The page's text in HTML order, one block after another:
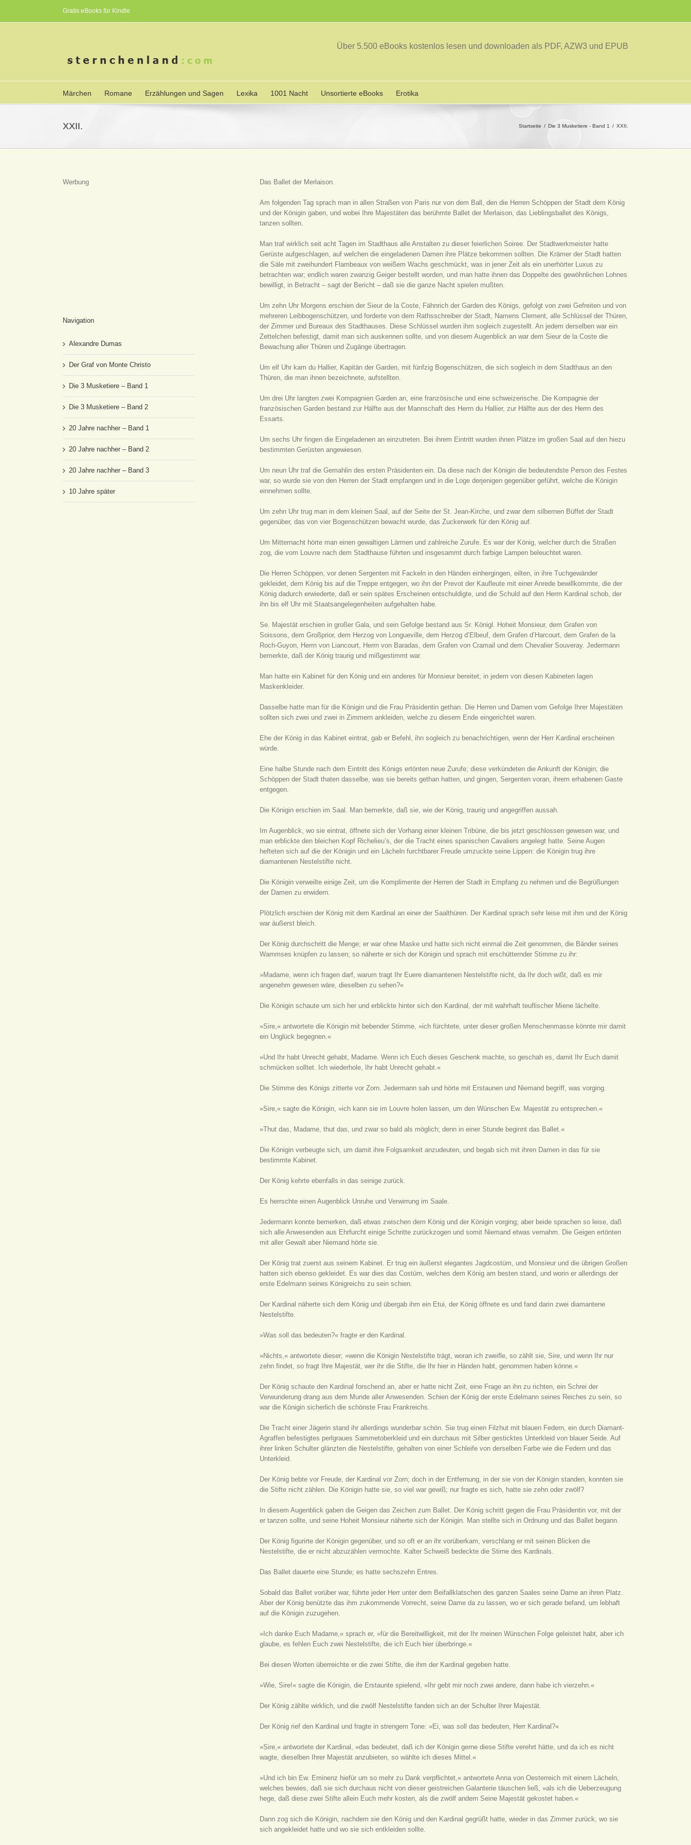
Gratis eBooks für Kindle
Über 5.500 eBooks kostenlos lesen und downloaden als PDF, AZW3 und EPUB
Märchen Romane Erzählungen und Sagen Lexika 1001 Nacht Unsortierte eBooks Erotika
XXII. Startseite Die 3 Musketiere - Band 1 XXII.
Das Ballet der Merlaison.
Am folgenden Tag sprach man in allen Straßen von Paris nur von dem Ball, den die Herren Schöppen der Stadt dem König
und der Königin gaben, und wobei Ihre Majestäten das berühmte Ballet der Merlaison, das Lieblingsballet des Königs,
tanzen sollten.
Man traf wirklich seit acht Tagen im Stadthaus alle Anstalten zu dieser feierlichen Soiree. Der Stadtwerkmeister hatte
Gerüste aufgeschlagen, auf welchen die eingeladenen Damen ihre Plätze bekommen sollten. Die Krämer der Stadt hatten
die Säle mit zweihundert Flambeaux von weißem Wachs geschmückt, was in jener Zeit als ein unerhörter Luxus zu
betrachten war; endlich waren zwanzig Geiger bestellt worden, und man hatte ihnen das Doppelte des gewöhnlichen Lohnes
bewilligt, in Betracht – sagt der Bericht – daß sie die ganze Nacht spielen mußten.
Um zehn Uhr Morgens erschien der Sieur de la Coste, Fähnrich der Garden des Königs, gefolgt von zwei Gefreiten und von
mehreren Leibbogenschützen, und forderte von dem Rathsschreiber der Stadt, Namens Clement, alle Schlüssel der Thüren,
der Zimmer und Bureaux des Stadthauses. Diese Schlüssel wurden ihm sogleich zugestellt. An jedem derselben war ein
Zettelchen befestigt, damit man sich auskennen sollte, und von diesem Augenblick an war dem Sieur de la Coste die
Bewachung aller Thüren und Zugänge übertragen.
Um elf Uhr kam du Hallier, Kapitän der Garden, mit fünfzig Bogenschützen, die sich sogleich in dem Stadthaus an den
Thüren, die man ihnen bezeichnete, aufstellten.
Um drei Uhr langten zwei Kompagnien Garden an, eine französische und eine schweizerische. Die Kompagnie der
französischen Garden bestand zur Hälfte aus der Mannschaft des Herrn du Hallier, zur Hälfte aus der des Herrn des
Essarts.
Um sechs Uhr fingen die Eingeladenen an einzutreten. Bei ihrem Eintritt wurden ihnen Plätze im großen Saal auf den hiezu
bestimmten Gerüsten angewiesen.
Um neun Uhr traf die Gemahlin des ersten Präsidenten ein. Da diese nach der Königin die bedeutendste Person des Festes
war, so wurde sie von den Herren der Stadt empfangen und in die Loge derjenigen gegenüber geführt, welche die Königin
einnehmen sollte.
Um zehn Uhr trug man in dem kleinen Saal, auf der Seite der St. Jean-Kirche, und zwar dem silbernen Büffet der Stadt
gegenüber, das von vier Bogenschützen bewacht wurde, das Zuckerwerk für den König auf.
Um Mitternacht hörte man einen gewaltigen Lärmen und zahlreiche Zurufe. Es war der König, welcher durch die Straßen
zog, die vom Louvre nach dem Stadthause führten und insgesammt durch farbige Lampen beleuchtet waren.
Die Herren Schöppen, vor denen Sergenten mit Fackeln in den Händen einhergingen, eilten, in ihre Tuchgewänder
gekleidet, dem König bis auf die Treppe entgegen, wo ihn der Prevot der Kaufleute mit einer Anrede bewillkommte, die der
König dadurch erwiederte, daß er sein spätes Erscheinen entschuldigte, und die Schuld auf den Herrn Kardinal schob, der
ihn bis elf Uhr mit Staatsangelegenheiten aufgehalten habe.
Se. Majestät erschien in großer Gala, und sein Gefolge bestand aus Sr. Königl. Hoheit Monsieur, dem Grafen von
Soissons, dem Großprior, dem Herzog von Longueville, dem Herzog d’Elbeuf, dem Grafen d’Harcourt, dem Grafen de la
Roch-Guyon, Herrn von Liancourt, Herrn von Baradas, dem Grafen von Cramail und dem Chevalier Souveray. Jedermann
bemerkte, daß der König traurig und mißgestimmt war.
Man hatte ein Kabinet für den König und ein anderes für Monsieur bereitet; in jedem von diesen Kabineten lagen
Maskenkleider.
Dasselbe hatte man für die Königin und die Frau Präsidentin gethan. Die Herren und Damen vom Gefolge Ihrer Majestäten
sollten sich zwei und zwei in Zimmern ankleiden, welche zu diesem Ende eingerichtet waren.
Ehe der König in das Kabinet eintrat, gab er Befehl, ihn sogleich zu benachrichtigen, wenn der Herr Kardinal erscheinen
würde.
Eine halbe Stunde nach dem Eintritt des Königs ertönten neue Zurufe; diese verkündeten die Ankunft der Königin; die
Schöppen der Stadt thaten dasselbe, was sie bereits gethan hatten, und gingen, Sergenten voran, ihrem erhabenen Gaste
entgegen.
Die Königin erschien im Saal. Man bemerkte, daß sie, wie der König, traurig und angegriffen aussah.
Im Augenblick, wo sie eintrat, öffnete sich der Vorhang einer kleinen Tribüne, die bis jetzt geschlossen gewesen war, und
man erblickte den bleichen Kopf Richelieu’s, der die Tracht eines spanischen Cavaliers angelegt hatte. Seine Augen
hefteten sich auf die der Königin und ein Lächeln furchtbarer Freude umzuckte seine Lippen: die Königin trug ihre
diamantenen Nestelstifte nicht.
Die Königin verweilte einige Zeit, um die Komplimente der Herren der Stadt in Empfang zu nehmen und die Begrüßungen
der Damen zu erwidern.
Plötzlich erschien der König mit dem Kardinal an einer der Saalthüren. Der Kardinal sprach sehr leise mit ihm und der König
war äußerst bleich.
Der König durchschritt die Menge; er war ohne Maske und hatte sich nicht einmal die Zeit genommen, die Bänder seines
Wammses knüpfen zu lassen; so näherte er sich der Königin und sprach mit erschütternder Stimme zu ihr:
»Madame, wenn ich fragen darf, warum tragt Ihr Euere diamantenen Nestelstifte nicht, da Ihr doch wißt, daß es mir
angenehm gewesen wäre, dieselben zu sehen?«
Die Königin schaute um sich her und erblickte hinter sich den Kardinal, der mit wahrhaft teuflischer Miene lächelte.
»Sire,« antwortete die Königin mit bebender Stimme, »ich fürchtete, unter dieser großen Menschenmasse könnte mir damit
ein Unglück begegnen.«
»Und Ihr habt Unrecht gehabt, Madame. Wenn ich Euch dieses Geschenk machte, so geschah es, damit Ihr Euch damit
schmücken solltet. Ich wiederhole, Ihr habt Unrecht gehabt.«
Die Stimme des Königs zitterte vor Zorn. Jedermann sah und hörte mit Erstaunen und Niemand begriff, was vorging.
»Sire,« sagte die Königin, »ich kann sie im Louvre holen lassen, um den Wünschen Ew. Majestät zu entsprechen.«
»Thut das, Madame, thut das, und zwar so bald als möglich; denn in einer Stunde beginnt das Ballet.«
Die Königin verbeugte sich, um damit ihre Folgsamkeit anzudeuten, und begab sich mit ihren Damen in das für sie
bestimmte Kabinet.
Der König kehrte ebenfalls in das seinige zurück.
Es herrschte einen Augenblick Unruhe und Verwirrung im Saale.
Jedermann konnte bemerken, daß etwas zwischen dem König und der Königin vorging; aber beide sprachen so leise, daß
sich alle Anwesenden aus Ehrfurcht einige Schritte zurückzogen und somit Niemand etwas vernahm. Die Geigen ertönten
mit aller Gewalt aber Niemand hörte sie.
Der König trat zuerst aus seinem Kabinet. Er trug ein äußerst elegantes Jagdcostüm, und Monsieur und die übrigen Großen
hatten sich ebenso gekleidet. Es war dies das Costüm, welches dem König am besten stand, und worin er allerdings der
erste Edelmann seines Königreichs zu sein schien.
Der Kardinal näherte sich dem König und übergab ihm ein Etui, der König öffnete es und fand darin zwei diamantene
Nestelstifte.
»Was soll das bedeuten?« fragte er den Kardinal.
»Nichts,« antwortete dieser; »wenn die Königin Nestelstifte trägt, woran ich zweifle, so zählt sie, Sire, und wenn Ihr nur
zehn findet, so fragt Ihre Majestät, wer ihr die Stifte, die Ihr hier in Händen habt, genommen haben könne.«
Der König schaute den Kardinal forschend an, aber er hatte nicht Zeit, eine Frage an ihn zu richten, ein Schrei der
Verwunderung drang aus dem Munde aller Anwesenden. Schien der König der erste Edelmann seines Reiches zu sein, so
war die Königin sicherlich die schönste Frau Frankreichs.
Die Tracht einer Jägerin stand ihr allerdings wunderbar schön. Sie trug einen Filzhut mit blauen Federn, ein durch Diamant-
Agraffen befestigtes perlgraues Sammetoberkleid und ein durchaus mit Silber gesticktes Unterkleid von blauer Seide. Auf
ihrer linken Schulter glänzten die Nestelstifte, gehalten von einer Schleife von derselben Farbe wie die Federn und das
Unterkleid.
Der König bebte vor Freude, der Kardinal vor Zorn; doch in der Entfernung, in der sie von der Königin standen, konnten sie
die Stifte nicht zählen. Die Königin hatte sie, so viel war gewiß; nur fragte es sich, hatte sie zehn oder zwölf?
In diesem Augenblick gaben die Geigen das Zeichen zum Ballet. Der König schritt gegen die Frau Präsidentin vor, mit der
er tanzen sollte, und seine Hoheit Monsieur näherte sich der Königin. Man stellte sich in Ordnung und das Ballet begann.
Der König figurirte der Königin gegenüber, und so oft er an ihr vorüberkam, verschlang er mit seinen Blicken die
Nestelstifte, die er nicht abzuzählen vermochte. Kalter Schweiß bedeckte die Stirne des Kardinals.
Das Ballet dauerte eine Stunde; es hatte sechszehn Entres.
Sobald das Ballet vorüber war, führte jeder Herr unter dem Beifallklatschen des ganzen Saales seine Dame an ihren Platz.
Aber der König benützte das ihm zukommende Vorrecht, seine Dame da zu lassen, wo er sich gerade befand, um lebhaft
auf die Königin zuzugehen.
»Ich danke Euch Madame,« sprach er, »für die Bereitwilligkeit, mit der Ihr meinen Wünschen Folge geleistet habt, aber ich
glaube, es fehlen Euch zwei Nestelstifte, die ich Euch hier überbringe.«
Bei diesen Worten überreichte er die zwei Stifte, die ihm der Kardinal gegeben hatte.
»Wie, Sire!« sagte die Königin, die Erstaunte spielend, »Ihr gebt mir noch zwei andere, dann habe ich vierzehn.«
Der König zählte wirklich, und die zwölf Nestelstifte fanden sich an der Schulter Ihrer Majestät.
Der König rief den Kardinal und fragte in strengem Tone: »Ei, was soll das bedeuten, Herr Kardinal?«
»Sire,« antwortete der Kardinal, »das bedeutet, daß ich der Königin gerne diese Stifte verehrt hätte, und da ich es nicht
wagte, dieselben Ihrer Majestät anzubieten, so wählte ich dieses Mittel.«
»Und ich bin Ew. Eminenz hiefür um so mehr zu Dank verpflichtet,« antwortete Anna von Oesterreich mit einem Lächeln,
welches bewies, daß sie sich durchaus nicht von dieser geistreichen Galanterie täuschen ließ, »als ich die Ueberzeugung
hege, daß diese zwei Stifte allein Euch mehr kosten, als die zwölf andern Seine Majestät gekostet haben.«
Dann zog sich die Königin, nachdem sie den König und den Kardinal gegrüßt hatte, wieder in das Zimmer zurück, wo sie
sich angekleidet hatte und wo sie sich entkleiden sollte.
Werbung
Navigation
Alexandre Dumas
Der Graf von Monte Christo
Die 3 Musketiere – Band 1
Die 3 Musketiere – Band 2
20 Jahre nachher – Band 1
20 Jahre nachher – Band 2
20 Jahre nachher – Band 3
10 Jahre später